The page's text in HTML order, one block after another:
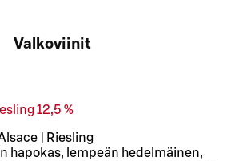
Valkoviinit
12,5 %
| Riesling
hapokas, lempeän hedelmäinen,